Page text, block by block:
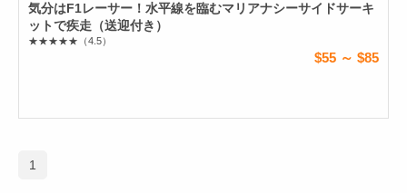
気分はF1レーサー！水平線を臨むマリアナシーサイドサーキ
ットで疾走（送迎付き）
★★★★★ （4.5）
$55 ～ $85
1